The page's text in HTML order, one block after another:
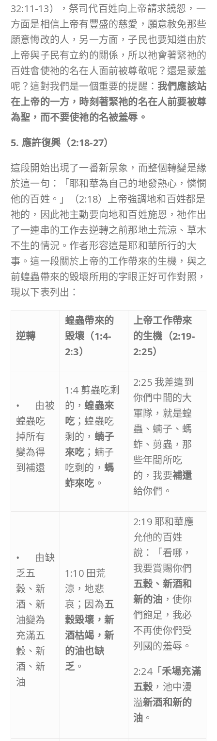
32:11-13），祭司代百姓向上帝請求饒恕，一
方面是相信上帝有豐盛的慈愛，願意赦免那些
願意悔改的人，另一方面，子民也要知道由於
上帝與子民有立約的關係，所以祂會著緊祂的
百姓會使祂的名在人面前被尊敬呢？還是蒙羞
呢？這對我們是一個重要的提醒： 我們應該站
在上帝的一方，時刻著緊祂的名在人前要被尊
為聖，而不要使祂的名被羞辱。
5. 應許復興（2:18-27）
這段開始出現了一番新景象，而整個轉變是緣
於這一句：「耶和華為自己的地發熱心，憐憫
他的百姓。」（2:18）上帝強調地和百姓都是
祂的，因此祂主動要向地和百姓施恩，祂作出
了一連串的工作去逆轉之前那地土荒涼、草木
不生的情況。作者形容這是耶和華所行的大
事。這一段關於上帝的工作帶來的生機，與之
前蝗蟲帶來的毀壞所用的字眼正好可作對照，
現以下表列出：
逆轉
蝗蟲帶來的
毀壞 （1:4-
2:3）
上帝工作帶來
的生機 （2:19-
2:25）
• 由被
蝗蟲吃
掉所有
變為得
到補還
1:4 剪蟲吃剩
的，蝗蟲來
吃 ；蝗蟲吃
剩的， 蝻子
來吃 ；蝻子
吃剩的， 螞
蚱來吃 。
2:25 我差遣到
你們中間的大
軍隊，就是蝗
蟲、蝻子、螞
蚱、剪蟲，那
些年間所吃
的，我要補還
給你們。
• 由缺
乏五
穀、新
酒、新
油變為
充滿五
穀、新
酒、新
油
1:10 田荒
涼，地悲
哀；因為五
穀毀壞，新
酒枯竭，新
的油也缺
乏。
2:19 耶和華應
允他的百姓
說：「看哪，
我要賞賜你們
五穀、新酒和
新的油 ，使你
們飽足，我必
不再使你們受
列國的羞辱。
2:24「禾場充滿
五穀，池中漫
溢新酒和新的
油 。